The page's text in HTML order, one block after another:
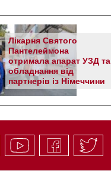
Лікарня Святого
Пантелеймона
отримала апарат УЗД та
обладнання від
партнерів із Німеччини